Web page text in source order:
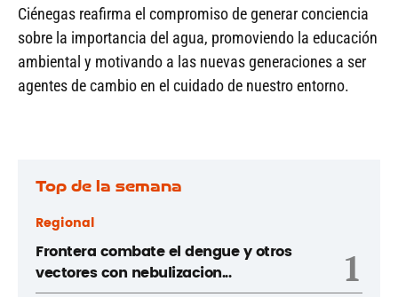
Ciénegas reafirma el compromiso de generar conciencia
sobre la importancia del agua, promoviendo la educación
ambiental y motivando a las nuevas generaciones a ser
agentes de cambio en el cuidado de nuestro entorno.
Top de la semana
Regional
Frontera combate el dengue y otros
vectores con nebulizacion...
1